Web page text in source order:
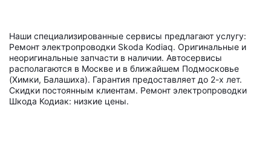
Наши специализированные сервисы предлагают услугу:
Ремонт электропроводки Skoda Kodiaq. Оригинальные и
неоригинальные запчасти в наличии. Автосервисы
располагаются в Москве и в ближайшем Подмосковье
(Химки, Балашиха). Гарантия предоставляет до 2-х лет.
Скидки постоянным клиентам. Ремонт электропроводки
Шкода Кодиак: низкие цены.